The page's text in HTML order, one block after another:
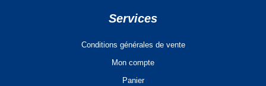
Services
Conditions générales de vente
Mon compte
Panier